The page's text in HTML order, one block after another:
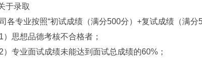
录取
专业按照“初试成绩（满分500分）+复试成绩（满分
想品德考核不合格者；
业面试成绩未能达到面试总成绩的60%；